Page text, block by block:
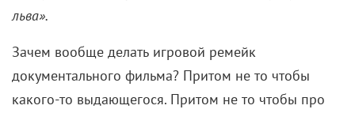
льва».
Зачем вообще делать игровой ремейк
документального фильма? Притом не то чтобы
какого-то выдающегося. Притом не то чтобы про